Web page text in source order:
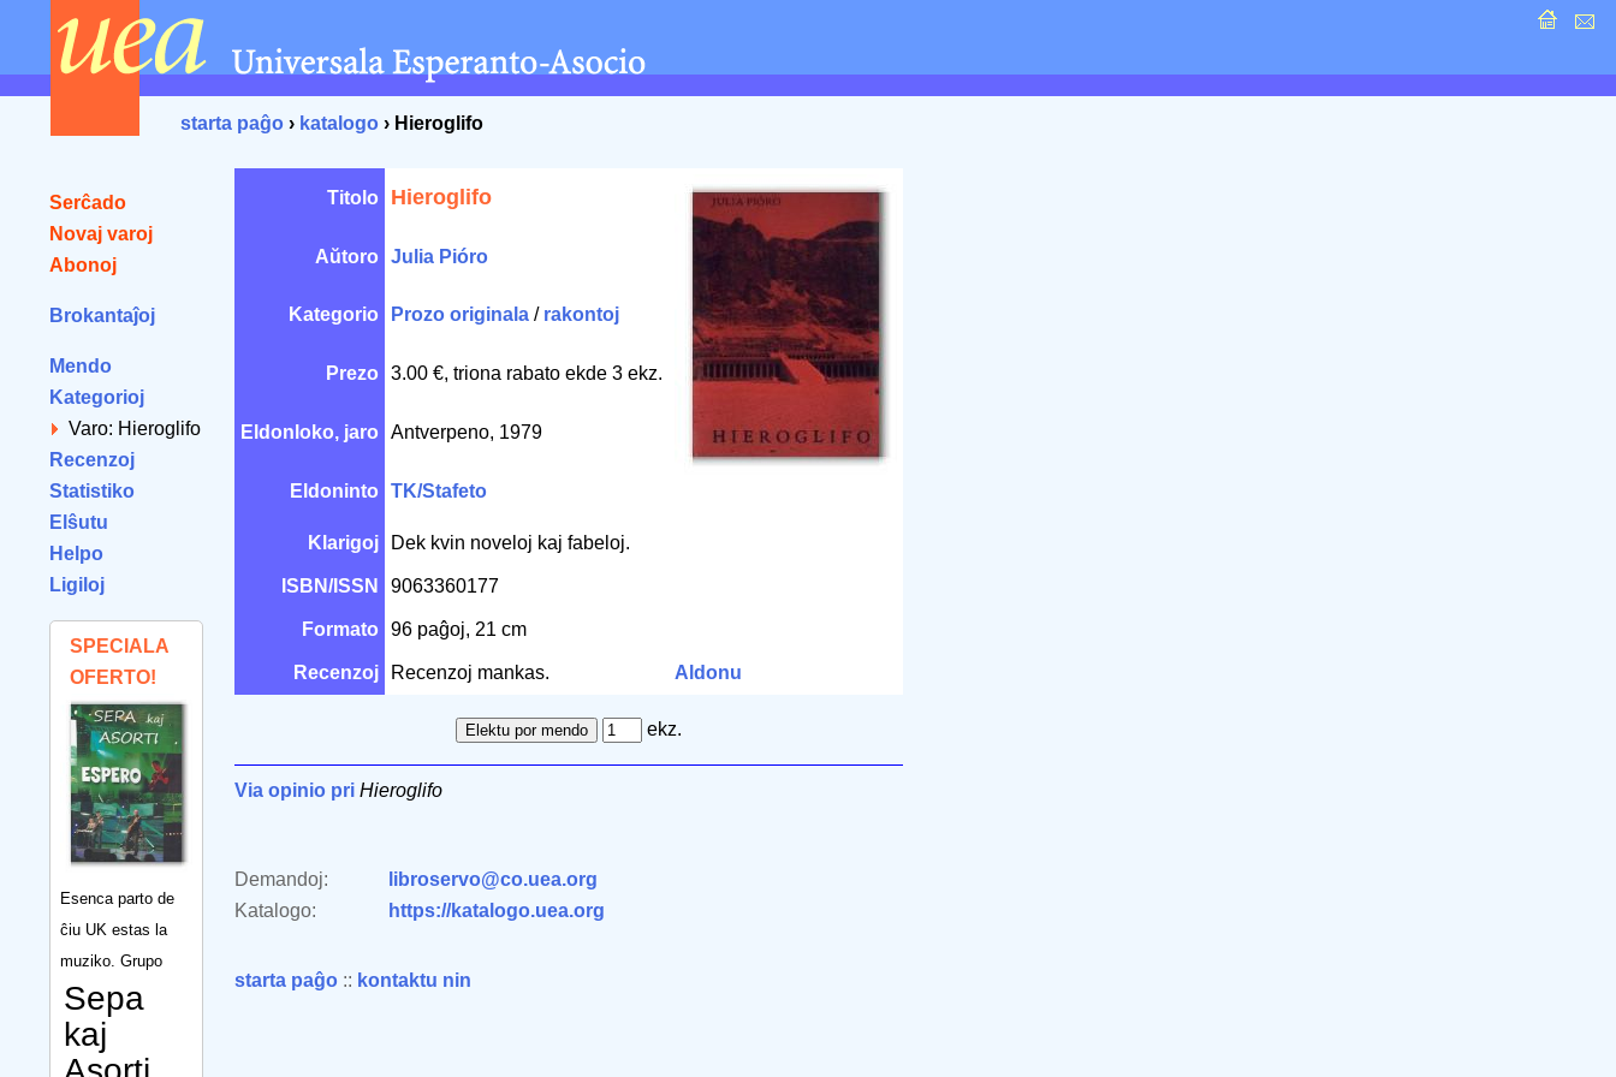
starta paĝo › katalogo › Hieroglifo
Serĉado
Novaj varoj
Abonoj
Brokantaĵoj
Mendo
Kategorioj
Varo: Hieroglifo
Recenzoj
Statistiko
Elŝutu
Helpo
Ligiloj
SPECIALA
OFERTO!
Esenca parto de
ĉiu UK estas la
muziko. Grupo
Sepa
kaj
Titolo Hieroglifo
Aŭtoro Julia Pióro
Kategorio Prozo originala / rakontoj
Prezo 3.00 €, triona rabato ekde 3 ekz.
Eldonloko, jaro Antverpeno, 1979
Eldoninto TK/Stafeto
Klarigoj Dek kvin noveloj kaj fabeloj.
ISBN/ISSN 9063360177
Formato 96 paĝoj, 21 cm
Recenzoj Recenzoj mankas. Aldonu
ekz.
Via opinio pri Hieroglifo
Demandoj:
libroservo@co.uea.org
Katalogo:
https://katalogo.uea.org
starta paĝo :: kontaktu nin